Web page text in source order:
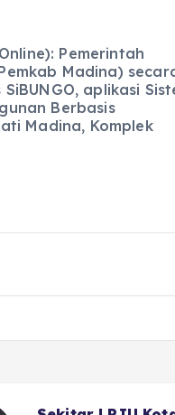
h
Pemerintah
Madina)
aplikasi
Berbasis
Madina, Komplek